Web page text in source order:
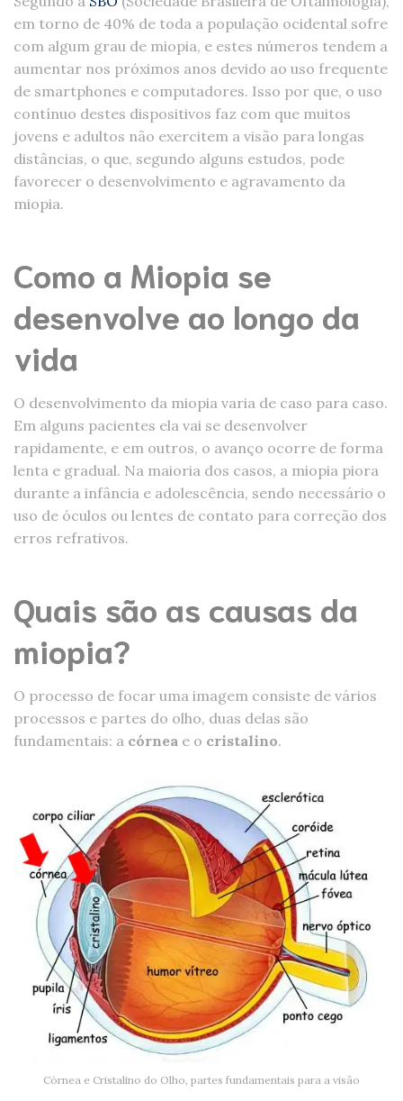
em torno de 40% de toda a população ocidental sofre
com algum grau de miopia, e estes números tendem a
aumentar nos próximos anos devido ao uso frequente
de smartphones e computadores. Isso por que, o uso
contínuo destes dispositivos faz com que muitos
jovens e adultos não exercitem a visão para longas
distâncias, o que, segundo alguns estudos, pode
favorecer o desenvolvimento e agravamento da
miopia.
Como a Miopia se
desenvolve ao longo da
vida
O desenvolvimento da miopia varia de caso para caso.
Em alguns pacientes ela vai se desenvolver
rapidamente, e em outros, o avanço ocorre de forma
lenta e gradual. Na maioria dos casos, a miopia piora
durante a infância e adolescência, sendo necessário o
uso de óculos ou lentes de contato para correção dos
erros refrativos.
Quais são as causas da
miopia?
O processo de focar uma imagem consiste de vários
processos e partes do olho, duas delas são
fundamentais: a córnea e o cristalino.
Córnea e Cristalino do Olho, partes fundamentais para a visão